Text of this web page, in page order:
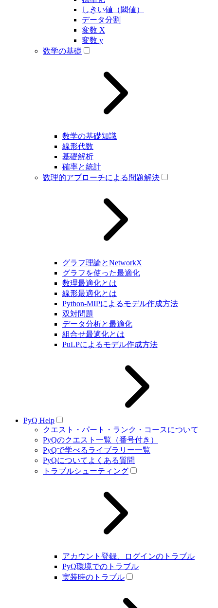
しきい値（閾値）
データ分割
変数 X
変数 y
数学の基礎
数学の基礎知識
線形代数
基礎解析
確率と統計
数理的アプローチによる問題解決
グラフ理論とNetworkX
グラフを使った最適化
数理最適化とは
線形最適化とは
Python-MIPによるモデル作成方法
双対問題
データ分析と最適化
組合せ最適化とは
PuLPによるモデル作成方法
PyQ Help
クエスト・パート・ランク・コースについて
PyQのクエスト一覧（番号付き）
PyQで学べるライブラリー一覧
PyQについてよくある質問
トラブルシューティング
アカウント登録、ログインのトラブル
PyQ環境でのトラブル
実装時のトラブル